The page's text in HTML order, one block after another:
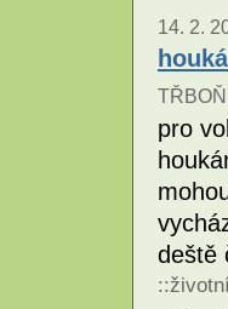
14. 2.
pro
deště
::